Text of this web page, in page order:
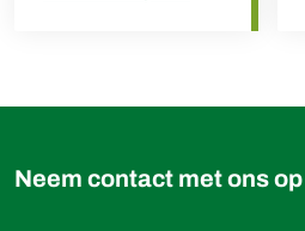
Neem contact met ons op